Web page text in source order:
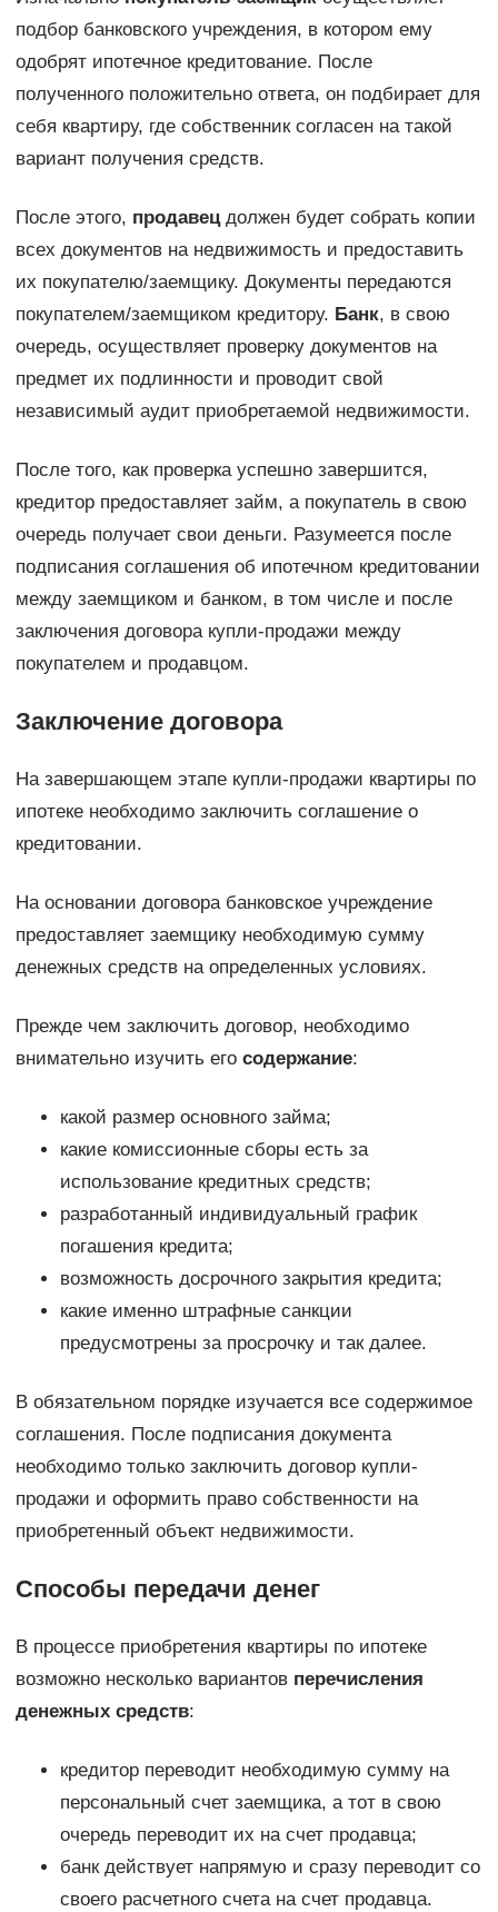
подбор банковского учреждения, в котором ему
одобрят ипотечное кредитование. После
полученного положительно ответа, он подбирает для
себя квартиру, где собственник согласен на такой
вариант получения средств.
После этого, продавецдолжен будет собрать копии
всех документов на недвижимость и предоставить
их покупателю/заемщику. Документы передаются
покупателем/заемщиком кредитору. Банк, в свою
очередь, осуществляет проверку документов на
предмет их подлинности и проводит свой
независимый аудит приобретаемой недвижимости.
После того, как проверка успешно завершится,
кредитор предоставляет займ, а покупатель в свою
очередь получает свои деньги. Разумеется после
подписания соглашения об ипотечном кредитовании
между заемщиком и банком, в том числе и после
заключения договора купли-продажи между
покупателем и продавцом.
Заключение договора
На завершающем этапе купли-продажи квартиры по
ипотеке необходимо заключить соглашение о
кредитовании.
На основании договора банковское учреждение
предоставляет заемщику необходимую сумму
денежных средств на определенных условиях.
Прежде чем заключить договор, необходимо
внимательно изучить его содержание:
какой размер основного займа;
какие комиссионные сборы есть за
использование кредитных средств;
разработанный индивидуальный график
погашения кредита;
возможность досрочного закрытия кредита;
какие именно штрафные санкции
предусмотрены за просрочку и так далее.
В обязательном порядке изучается все содержимое
соглашения. После подписания документа
необходимо только заключить договор купли-
продажи и оформить право собственности на
приобретенный объект недвижимости.
Способы передачи денег
В процессе приобретения квартиры по ипотеке
возможно несколько вариантов перечисления
денежных средств:
кредитор переводит необходимую сумму на
персональный счет заемщика, а тот в свою
очередь переводит их на счет продавца;
банк действует напрямую и сразу переводит со
своего расчетного счета на счет продавца.